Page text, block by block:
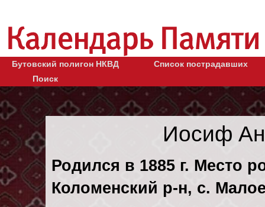
Бутовский полигон НКВД
Список пострадавших
Поиск
Иосиф
Родился в 1885 г. Место
Коломенский р-н, с.